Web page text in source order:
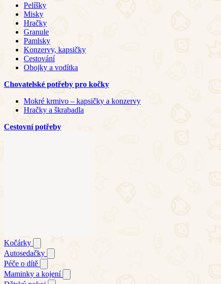
Pelíšky
Misky
Hračky
Granule
Pamlsky
Konzervy, kapsičky
Cestování
Obojky a vodítka
Chovatelské potřeby pro kočky
Mokré krmivo – kapsičky a konzervy
Hračky a škrabadla
Cestovní potřeby
Kočárky
Autosedačky
Péče o dítě
Maminky a kojení